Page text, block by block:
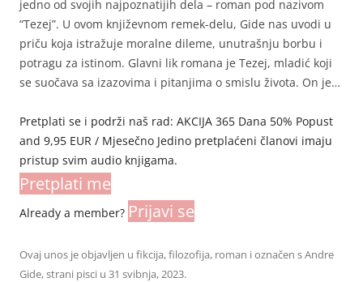
jedno od svojih najpoznatijih dela – roman pod nazivom
“Tezej”. U ovom književnom remek-delu, Gide nas uvodi u
priču koja istražuje moralne dileme, unutrašnju borbu i
potragu za istinom. Glavni lik romana je Tezej, mladić koji
se suočava sa izazovima i pitanjima o smislu života. On je…
Pretplati se i podrži naš rad: AKCIJA 365 Dana 50% Popust
and 9,95 EUR / Mjesečno Jedino pretplaćeni članovi imaju
pristup svim audio knjigama.
Pretplati me
Already a member? Prijavi se
Ovaj unos je objavljen u fikcija,filozofija, roman i označen sAndre
Gide,strani pisci u 31 svibnja, 2023.